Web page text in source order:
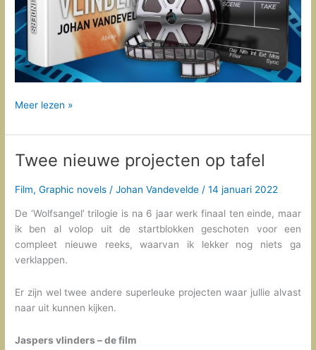
Maak
met
producent
‘Jaspers
vlinders’
gaat
verfilmen
Meer lezen »
Twee nieuwe projecten op tafel
Film,Graphic novels /Johan Vandevelde /14 januari 2022
De ‘Wolfsangel’ trilogie is na 6 jaar werk finaal ten einde, maar
ik ben al volop uit de startblokken geschoten voor een
compleet nieuwe reeks, waarvan ik lekker nog niets ga
verklappen.
Er zijn wel twee andere superleuke projecten waar jullie alvast
naar uit kunnen kijken.
Jaspers vlinders – de film